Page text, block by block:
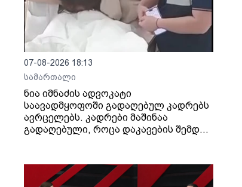
07-08-2026 18:13
სამართალი
ნია იმნაძის ადვოკატი
საავადმყოფოში გადაღებულ კადრებს
ავრცელებს. კადრები მაშინაა
გადაღებული, როცა დაკავების შემდეგ